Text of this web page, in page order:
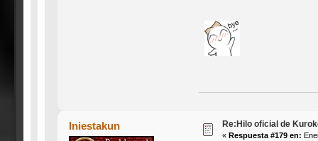
Iniestakun Re:Hilo oficial de
« Respuesta #179 en: